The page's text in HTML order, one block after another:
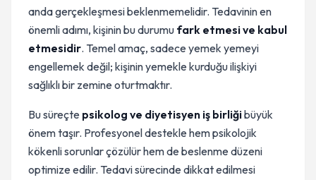
anda gerçekleşmesi beklenmemelidir. Tedavinin en
önemli adımı, kişinin bu durumu fark etmesi ve kabul
etmesidir. Temel amaç, sadece yemek yemeyi
engellemek değil; kişinin yemekle kurduğu ilişkiyi
sağlıklı bir zemine oturtmaktır.
Bu süreçte psikolog ve diyetisyen iş birliğibüyük
önem taşır. Profesyonel destekle hem psikolojik
kökenli sorunlar çözülür hem de beslenme düzeni
optimize edilir. Tedavi sürecinde dikkat edilmesi